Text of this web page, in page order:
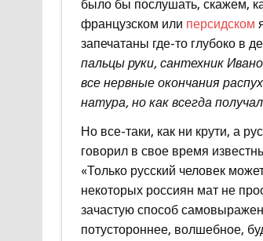
было бы послушать, скажем,
французском или персидском
запечатаны где-то глубоко в
пальцы руки, сантехник
все нервные окончания
натура, но как всегда
Но все-таки, как ни крути, а
говорил в свое время
«Только русский человек
некоторых россиян мат не
зачастую способ
потустороннее, волшебное,